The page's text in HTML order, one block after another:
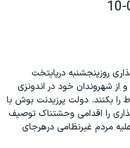
۲۰۲۴
روزپنجشنبه درپايتخت
از شهروندان خود در اندونزی
را بکنند. دولت پرزيدنت بوش با
را اقدامی وحشتناک توصيف
مردم غيرنظامی درهرجای